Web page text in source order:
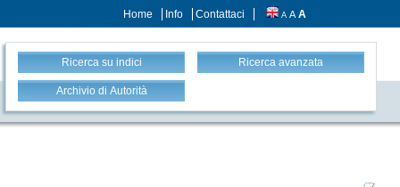
Home Info Contattaci A A A
Ricerca su indici Ricerca avanzata
Archivio di Autorità